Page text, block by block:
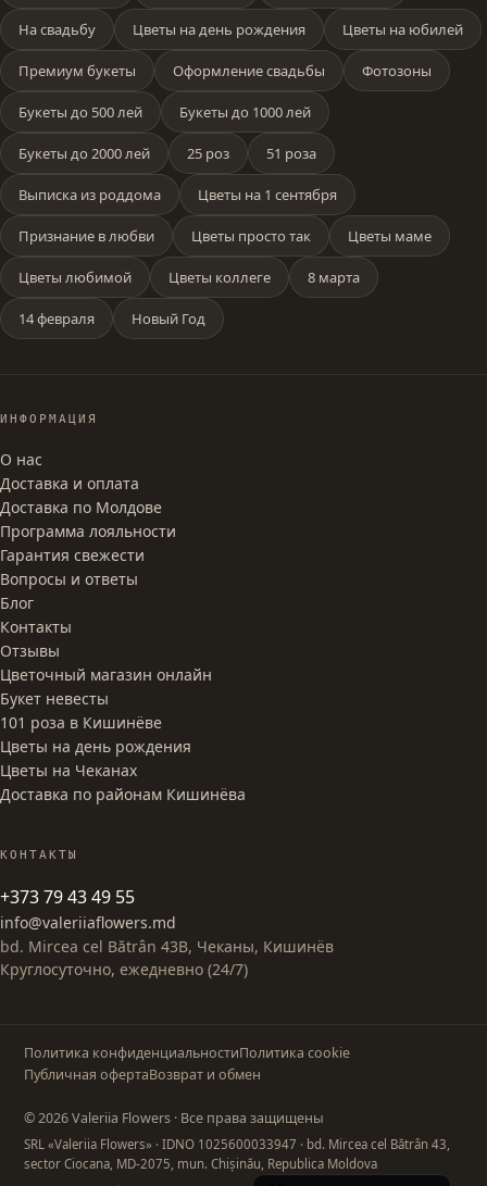
На свадьбу Цветы на день рождения Цветы на юбилей
Премиум букеты Оформление свадьбы Фотозоны
Букеты до 500 лей Букеты до 1000 лей
Букеты до 2000 лей 25 роз 51 роза
Выписка из роддома Цветы на 1 сентября
Признание в любви Цветы просто так Цветы маме
Цветы любимой Цветы коллеге 8 марта
14 февраля Новый Год
ИНФОРМАЦИЯ
О нас
Доставка и оплата
Доставка по Молдове
Программа лояльности
Гарантия свежести
Вопросы и ответы
Блог
Контакты
Отзывы
Цветочный магазин онлайн
Букет невесты
101 роза в Кишинёве
Цветы на день рождения
Цветы на Чеканах
Доставка по районам Кишинёва
КОНТАКТЫ
+373 79 43 49 55
info@valeriiaflowers.md
bd. Mircea cel Bătrân 43B, Чеканы, Кишинёв
Круглосуточно, ежедневно (24/7)
Политика конфиденциальностиПолитика cookie
Публичная офертаВозврат и обмен
© 2026 Valeriia Flowers · Все права защищены
SRL «Valeriia Flowers» · IDNO 1025600033947 · bd. Mircea cel Bătrân 43,
sector Ciocana, MD-2075, mun. Chișinău, Republica Moldova